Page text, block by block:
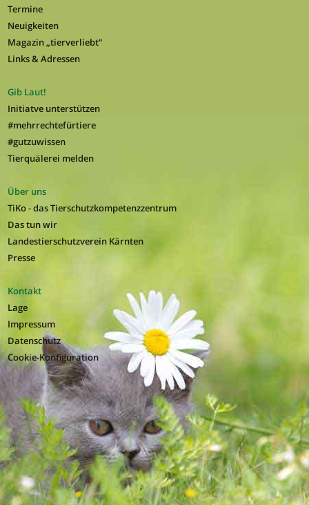
Termine
Neuigkeiten
Magazin „tierverliebt“
Links & Adressen
Gib Laut!
Initiatve unterstützen
#mehrrechtefürtiere
#gutzuwissen
Tierquälerei melden
Über uns
TiKo - das Tierschutzkompetenzzentrum
Das tun wir
Landestierschutzverein Kärnten
Presse
Kontakt
Lage
Impressum
Datenschutz
Cookie-Konfiguration